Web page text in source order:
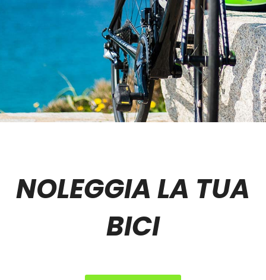
NOLEGGIA LA TUA
BICI